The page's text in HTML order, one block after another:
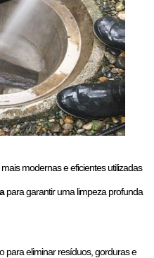
modernas e eficientes utilizadas
para garantir uma limpeza profunda
para eliminar resíduos, gorduras e